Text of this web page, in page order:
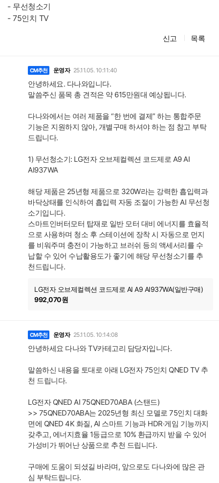
- 무선청소기
- 75인치 TV
신고 목록
CM추천 운영자 25.11.05. 10:11:40
안녕하세요. 다나와입니다.
말씀주신 품목 총 견적은 약 615만원대 예상됩니다.
다나와에서는 여러 제품을 “한 번에 결제” 하는 통합주문
기능은 지원하지 않아, 개별구매 하셔야 하는 점 참고 부탁
드립니다.
1) 무선청소기: LG전자 오브제컬렉션 코드제로 A9 AI
AI937WA
해당 제품은 25년형 제품으로 320W라는 강력한 흡입력과
바닥상태를 인식하여 흡입력 자동 조절이 가능한 AI 무선청
소기입니다.
스마트인버터모터 탑재로 일반 모터 대비 에너지를 효율적
으로 사용하며 청소 후 스테이션에 장착 시 자동으로 먼지
를 비워주며 충전이 가능하고 브러쉬 등의 액세서리를 수
납할 수 있어 수납활용도가 좋기에 해당 무선청소기를 추
천드립니다.
LG전자 오브제컬렉션 코드제로 AI A9 AI937WA(일반구매)
992,070원
CM추천 운영자 25.11.05. 10:14:08
안녕하세요 다나와 TV카테고리 담당자입니다.
말씀하신 내용을 토대로 아래 LG전자 75인치 QNED TV 추
천 드립니다.
LG전자 QNED AI 75QNED70ABA (스탠드)
>> 75QNED70ABA는 2025년형 최신 모델로 75인치 대화
면에 QNED 4K 화질, AI 스마트 기능과 HDR·게임 기능까지
갖추고, 에너지효율 1등급으로 10% 환급까지 받을 수 있어
가성비가 뛰어난 상품으로 추천 드립니다.
구매에 도움이 되셨길 바라며, 앞으로도 다나와에 많은 관
심 부탁드립니다.